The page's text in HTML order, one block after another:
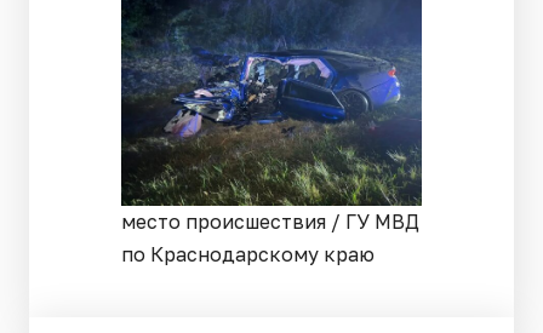
место происшествия / ГУ МВД
по Краснодарскому краю